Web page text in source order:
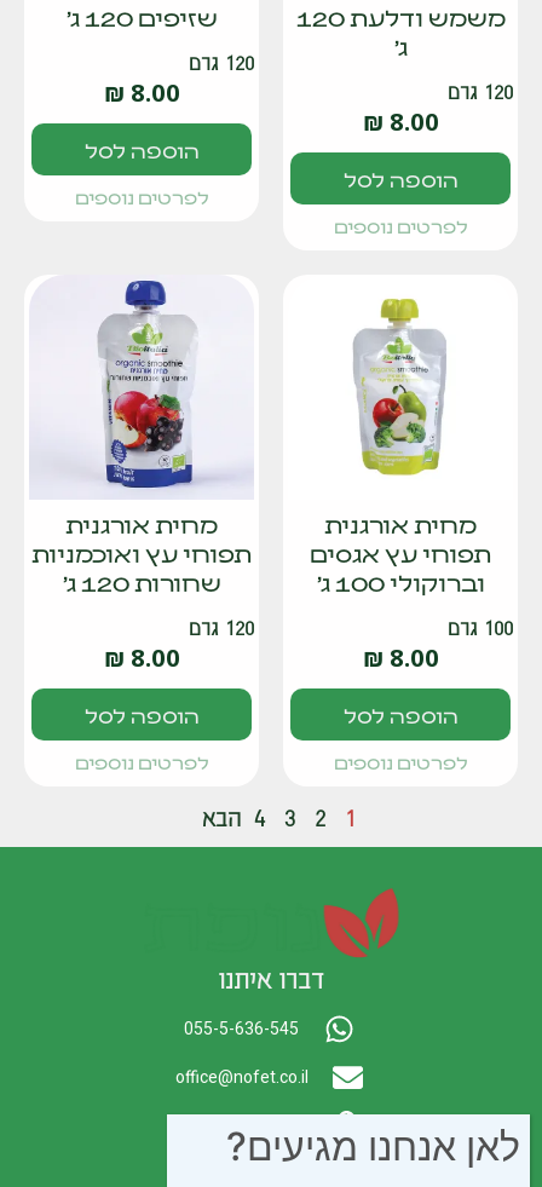
משמש ודלעת 120
ג'
120 גרם
8.00
₪
הוספה לסל
לפרטים נוספים
שזיפים 120 ג'
120 גרם
8.00
₪
הוספה לסל
לפרטים נוספים
מחית אורגנית
תפוחי עץ אגסים
וברוקולי 100 ג'
100 גרם
8.00
₪
הוספה לסל
לפרטים נוספים
מחית אורגנית
תפוחי עץ ואוכמניות
שחורות 120 ג'
120 גרם
8.00
₪
הוספה לסל
לפרטים נוספים
1
2
3
4 הבא
דברו איתנו
055-5-636-545
office@nofet.co.il
לאן אנחנו מגיעים?